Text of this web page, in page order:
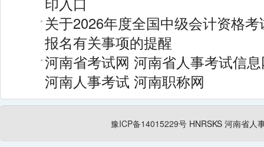
关于2026年度全国中级会计资格
报名有关事项的提醒
河南省考试网 河南省人事考试信
河南人事考试 河南职称网
豫ICP备14015229号 HNRSKS 河南省人